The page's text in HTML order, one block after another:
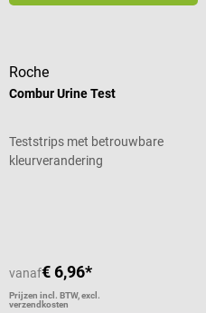
Roche
Combur Urine Test
Teststrips met betrouwbare
kleurverandering
vanaf€ 6,96*
Prijzen incl. BTW, excl.
verzendkosten